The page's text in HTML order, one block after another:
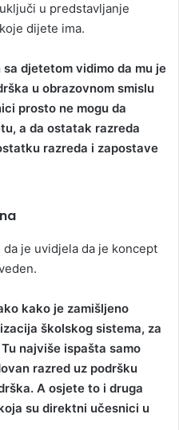
u predstavljanje
dijete ima.
djetetom vidimo da mu je
u obrazovnom smislu
prosto ne mogu da
a da ostatak razreda
razreda i zapostave
je uvidjela da je koncept
kako je zamišljeno
školskog sistema, za
najviše ispašta samo
razred uz podršku
A osjete to i druga
su direktni učesnici u